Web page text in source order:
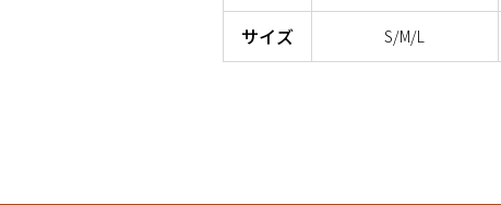
サイズ S/M/L